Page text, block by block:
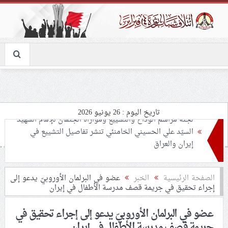
تاريخ اليوم : 26 يونيو 2026
تحذيرات من استغلال الأوضاع في غزّة لإشعال صراعات
داخليّة تخدم الاحتلال
ملفّ إنسانيّ مؤلم.. الأسيرات الفلسطينيّات بين القمع
والإهمال الطبي
55 مأتمًا وحسينيّة يعترضون على الإجراءات القمعيّة للنظام
الصفحة الرئيسية الخبر عضو في البرلمان الأوروبيّ يدعو إلى
إجراء تحقيق في جريمة قصف مدرسة الأطفال في إيران
عضو في البرلمان الأوروبيّ يدعو إلى إجراء تحقيق في